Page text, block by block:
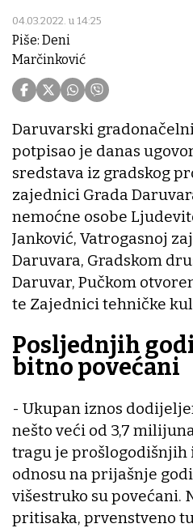
04.03.2022. u 14:25
Piše: Deni
Marčinković
Daruvarski
potpisao je danas
sredstava iz gradskog
zajednici Grada
nemoćne osobe
Janković, Vatrogasnoj
Daruvara, Gradskom
Daruvar, Pučkom
te Zajednici tehničke
Posljednjih
bitno povećani
- Ukupan iznos
nešto veći od 3,7
tragu je prošlogodišnjih
odnosu na prijašnje
višestruko su povećani.
pritisaka, prvenstveno